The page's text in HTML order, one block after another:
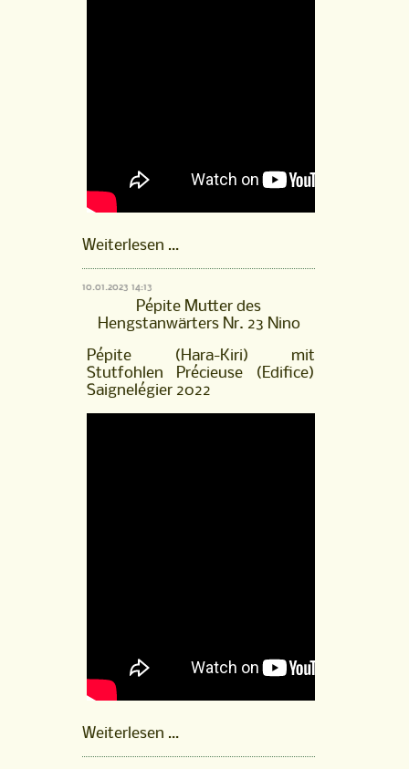
Weiterlesen …Hengstfohlen
Neverland
aus
der
Pépite
(Hara-
Kiri),
Saignelégier
2021
10.01.2023 14:13
Pépite Mutter des
Hengstanwärters Nr. 23 Nino
Pépite (Hara-Kiri) mit
Stutfohlen Précieuse (Edifice)
Saignelégier 2022
Weiterlesen …Pépite